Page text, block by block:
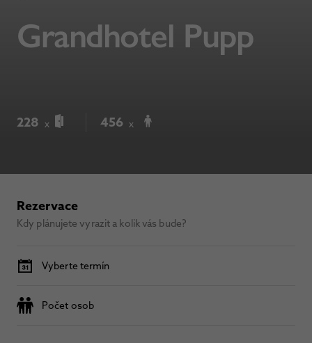
Grandhotel Pupp
228 x 456 x
Rezervace
Kdy plánujete vyrazit a kolik vás bude?
Vyberte termín
Počet osob